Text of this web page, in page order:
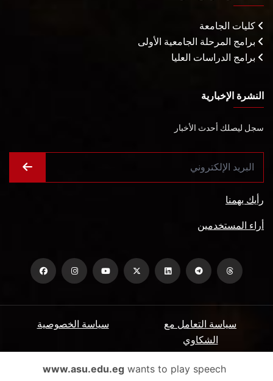
كليات الجامعة
برامج المرحلة الجامعية الأولى
برامج الدراسات العليا
النشرة الإخبارية
سجل ليصلك أحدث الأخبار
رأيك يهمنا
أراء المستخدمين
سياسة الخصوصية
سياسة التعامل مع
الشكاوي
الأسئلة الشائعة ميثاق المتعاملين www.asu.edu.egwants to play speech